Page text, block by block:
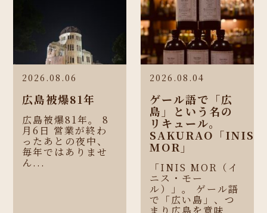
2026.08.06
広島被爆81年
広島被爆81年。 8
月6日 営業が終わ
ったあとの夜中、
毎年ではありませ
ん...
2026.08.04
ゲール語で「広
島」という名の
リキュール。
SAKURAO「INIS
MOR」
「INIS MOR（イ
ニス・モー
ル）」。 ゲール語
で「広い島」、つ
まり広島を意味